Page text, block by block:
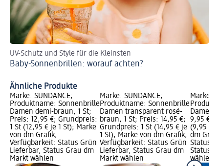
UV-Schutz und Style für die Kleinsten
Baby-Sonnenbrillen: worauf achten?
Ähnliche Produkte
Marke: SUNDANCE;
Produktname: Sonnenbrille
Damen demi-braun, 1 St;
Preis: 12,95 €; Grundpreis:
1 St (12,95 € je 1 St); Marke
von dm Grafik;
Verfügbarkeit: Status Grün
Lieferbar, Status Grau dm
Markt wählen
Marke: SUNDANCE;
Produktname: Sonnenbrille
Damen transparent rosé-
braun, 1 St; Preis: 14,95 €;
Grundpreis: 1 St (14,95 € je
1 St); Marke von dm Grafik;
Verfügbarkeit: Status Grün
Lieferbar, Status Grau dm
Markt wählen
Marke:
Damen
9,95 €;
(9,95 €
dm
Status
Status
wählen